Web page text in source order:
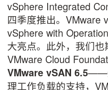
vSphere Integrated
四季度推出。VMware
vSphere with
大亮点。此外，我们
VMware Cloud
VMware vSAN 6.5——
理工作负载的支持，